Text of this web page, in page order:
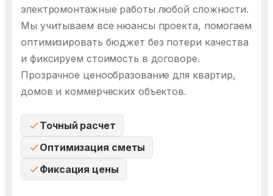
электромонтажные работы любой сложности.
Мы учитываем все нюансы проекта, помогаем
оптимизировать бюджет без потери качества
и фиксируем стоимость в договоре.
Прозрачное ценообразование для квартир,
домов и коммерческих объектов.
Точный расчет
Оптимизация сметы
Фиксация цены